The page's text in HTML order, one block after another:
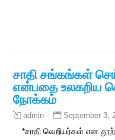
சாதி சங்கங்கள்
என்பதை உலகறிய
நோக்கம்
admin September 3,
*சாதி வெறியர்கள் என